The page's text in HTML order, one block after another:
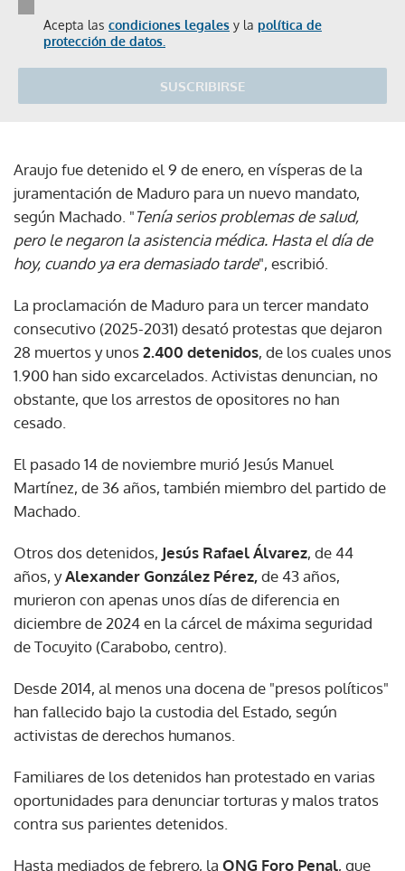
Acepta las condiciones legales y la política de
protección de datos.
SUSCRIBIRSE
Araujo fue detenido el 9 de enero, en vísperas de la
juramentación de Maduro para un nuevo mandato,
según Machado. "Tenía serios problemas de salud,
pero le negaron la asistencia médica. Hasta el día de
hoy, cuando ya era demasiado tarde", escribió.
La proclamación de Maduro para un tercer mandato
consecutivo (2025-2031) desató protestas que dejaron
28 muertos y unos2.400 detenidos, de los cuales unos
1.900 han sido excarcelados. Activistas denuncian, no
obstante, que los arrestos de opositores no han
cesado.
El pasado 14 de noviembre murió Jesús Manuel
Martínez, de 36 años, también miembro del partido de
Machado.
Otros dos detenidos, Jesús Rafael Álvarez, de 44
años, yAlexander González Pérez,de 43 años,
murieron con apenas unos días de diferencia en
diciembre de 2024 en la cárcel de máxima seguridad
de Tocuyito (Carabobo, centro).
Desde 2014, al menos una docena de "presos políticos"
han fallecido bajo la custodia del Estado, según
activistas de derechos humanos.
Familiares de los detenidos han protestado en varias
oportunidades para denunciar torturas y malos tratos
contra sus parientes detenidos.
Hasta mediados de febrero, la ONG Foro Penal, que